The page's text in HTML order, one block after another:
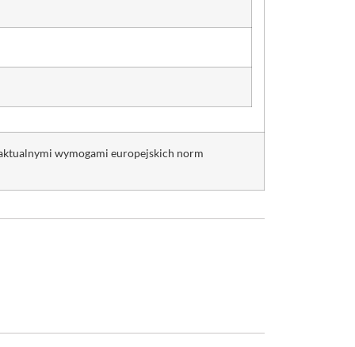
wymogami europejskich norm